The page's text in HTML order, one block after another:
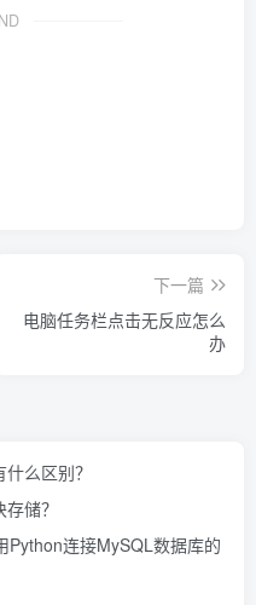
下一篇
电脑任务栏点击无反应怎么
办
么区别？
储？
Python连接MySQL数据库的